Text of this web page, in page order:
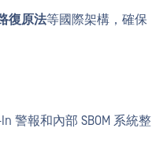
復原法等國際架構，確保
In 警報和內部 SBOM 系統整